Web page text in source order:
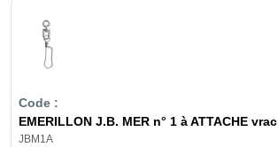
EMERILLON J.B. MER n° 1 à ATTACHE vrac
JBM1A